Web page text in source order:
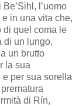
l’uomo
in una vita che,
di quel coma le
di un lungo,
un brutto
la sua
per sua sorella
di Rín,